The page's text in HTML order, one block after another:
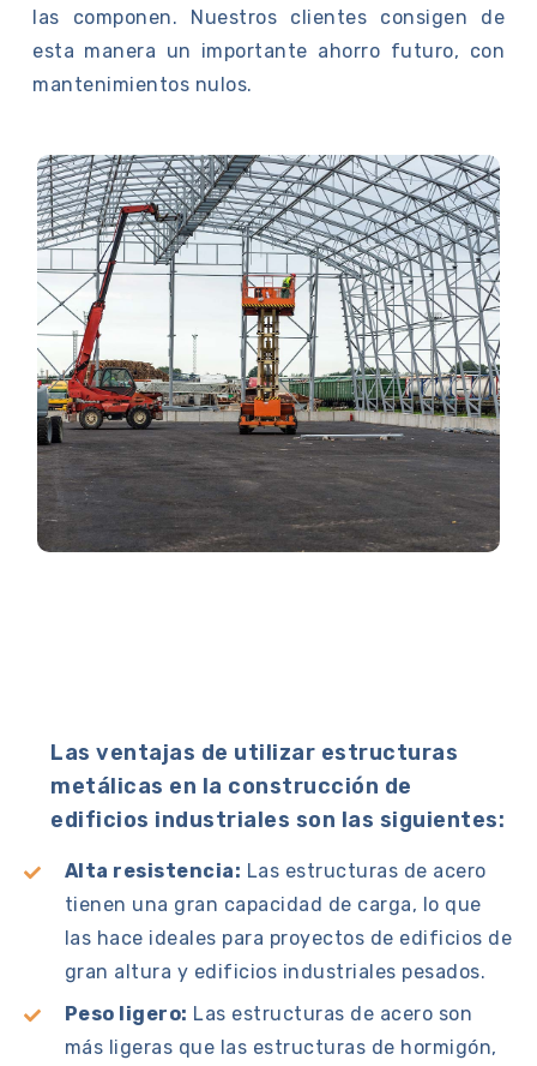
las componen. Nuestros clientes consigen de
esta manera un importante ahorro futuro, con
mantenimientos nulos.
Las ventajas de utilizar estructuras
metálicas en la construcción de
edificios industriales son las siguientes:
Alta resistencia: Las estructuras de acero
tienen una gran capacidad de carga, lo que
las hace ideales para proyectos de edificios de
gran altura y edificios industriales pesados.
Peso ligero: Las estructuras de acero son
más ligeras que las estructuras de hormigón,